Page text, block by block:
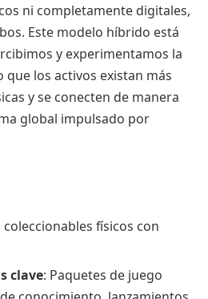
ni completamente digitales,
Este modelo híbrido está
y experimentamos la
los activos existan más
y se conecten de manera
global impulsado por
físicos con
clave: Paquetes de juego